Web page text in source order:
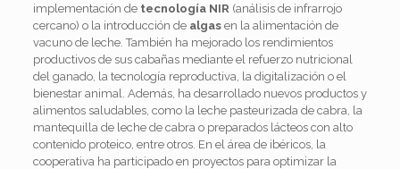
implementación detecnología NIR (análisis de infrarrojo
cercano) o la introducción de algasen la alimentación de
vacuno de leche. También ha mejorado los rendimientos
productivos de sus cabañas mediante el refuerzo nutricional
del ganado, la tecnología reproductiva, la digitalización o el
bienestar animal. Además, ha desarrollado nuevos productos y
alimentos saludables, como la leche pasteurizada de cabra, la
mantequilla de leche de cabra o preparados lácteos con alto
contenido proteico, entre otros. En el área de ibéricos, la
cooperativa ha participado en proyectos para optimizar la